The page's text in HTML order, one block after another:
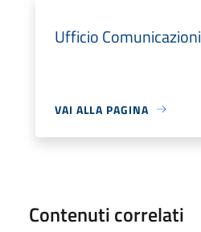
Ufficio Comunicazioni
VAI ALLA PAGINA
Contenuti correlati